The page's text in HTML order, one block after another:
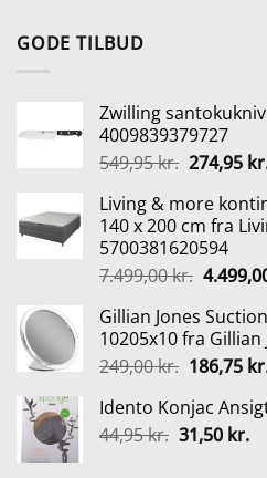
GODE TILBUD
Zwilling
4009839379727
549,95kr. Den
pris
var:
549,95 kr..
274,95
Living & more
140 x 200 cm fra
5700381620594
7.499,00kr. Den
pris
var:
7.499,00
Gillian Jones
10205x10 fra Gillian
249,00kr. Den
pris
var:
186,75
Idento Konjac
44,95kr. Den
31,50 kr.